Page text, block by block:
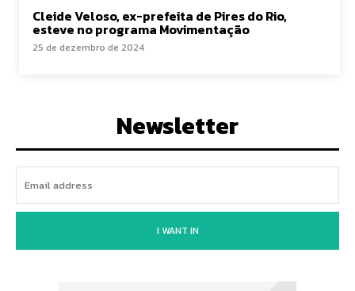
Cleide Veloso, ex-prefeita de Pires do Rio,
esteve no programa Movimentação
25 de dezembro de 2024
Newsletter
I WANT IN